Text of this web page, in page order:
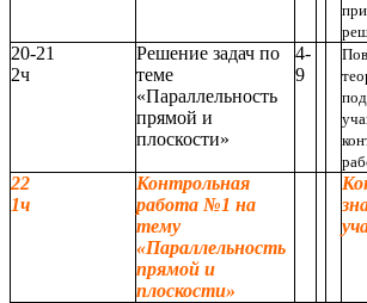
20-21
2ч
Решение задач по
теме
«Параллельность
прямой и
плоскости»
4-
9
22
1ч
Контрольная
работа №1 на
тему
«Параллельность
прямой и
плоскости»